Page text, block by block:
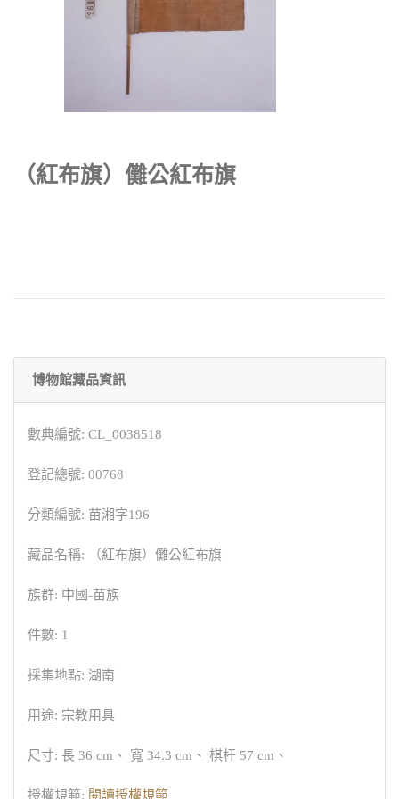
（紅布旗）儺公紅布旗
博物館藏品資訊
數典編號: CL_0038518
登記總號: 00768
分類編號: 苗湘字196
藏品名稱: （紅布旗）儺公紅布旗
族群: 中國-苗族
件數: 1
採集地點: 湖南
用途: 宗教用具
尺寸: 長 36 cm、 寬 34.3 cm、 棋杆 57 cm、
授權規範: 閱讀授權規範